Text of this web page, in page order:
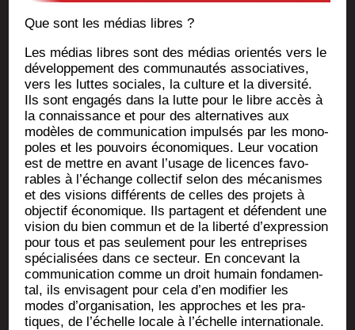
Que sont les médias libres ?
Les médias libres sont des médias orien­tés vers le
déve­lop­pe­ment des com­mu­nau­tés asso­cia­tives,
vers les luttes sociales, la culture et la diver­si­té.
Ils sont enga­gés dans la lutte pour le libre accès à
la connais­sance et pour des alter­na­tives aux
modèles de com­mu­ni­ca­tion impul­sés par les mono­
poles et les pou­voirs éco­no­miques. Leur voca­tion
est de mettre en avant l’usage de licences favo­
rables à l’échange col­lec­tif selon des méca­nismes
et des visions dif­fé­rents de celles des pro­jets à
objec­tif éco­no­mique. Ils par­tagent et défendent une
vision du bien com­mun et de la liber­té d’expression
pour tous et pas seule­ment pour les entre­prises
spé­cia­li­sées dans ce sec­teur. En conce­vant la
com­mu­ni­ca­tion comme un droit humain fon­da­men­
tal, ils envi­sagent pour cela d’en modi­fier les
modes d’organisation, les approches et les pra­
tiques, de l’échelle locale à l’échelle internationale.